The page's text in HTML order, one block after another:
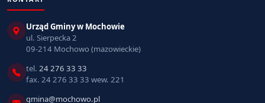
Urząd Gminy w Mochowie
ul. Sierpecka 2
09-214 Mochowo (mazowieckie)
tel. 24 276 33 33
fax. 24 276 33 33 wew. 221
gmina@mochowo.pl